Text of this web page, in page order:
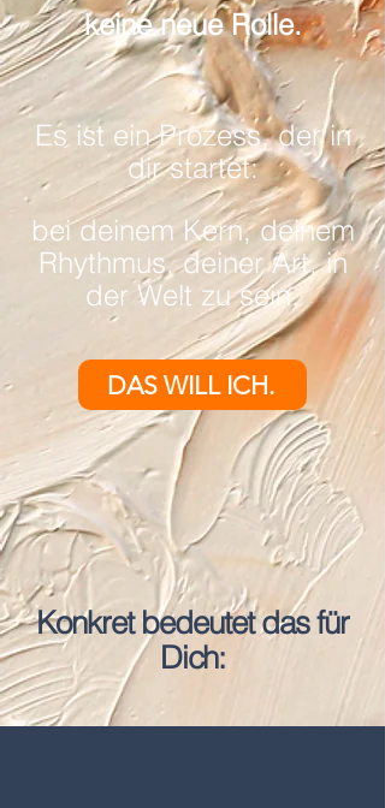
keine neue Rolle.
Es ist ein Prozess, der in
dir startet:
bei deinem Kern, deinem
Rhythmus, deiner Art, in
der Welt zu sein.
DAS WILL ICH.
Konkret bedeutet das für
Dich: